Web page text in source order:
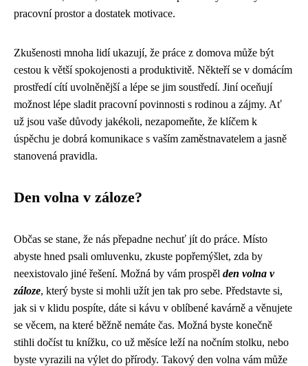
pracovní prostor a dostatek motivace.
Zkušenosti mnoha lidí ukazují, že práce z domova může být
cestou k větší spokojenosti a produktivitě. Někteří se v domácím
prostředí cítí uvolněnější a lépe se jim soustředí. Jiní oceňují
možnost lépe sladit pracovní povinnosti s rodinou a zájmy. Ať
už jsou vaše důvody jakékoli, nezapomeňte, že klíčem k
úspěchu je dobrá komunikace s vaším zaměstnavatelem a jasně
stanovená pravidla.
Den volna v záloze?
Občas se stane, že nás přepadne nechuť jít do práce. Místo
abyste hned psali omluvenku, zkuste popřemýšlet, zda by
neexistovalo jiné řešení. Možná by vám prospěl den volna v
záloze, který byste si mohli užít jen tak pro sebe. Představte si,
jak si v klidu pospíte, dáte si kávu v oblíbené kavárně a věnujete
se věcem, na které běžně nemáte čas. Možná byste konečně
stihli dočíst tu knížku, co už měsíce leží na nočním stolku, nebo
byste vyrazili na výlet do přírody. Takový den volna vám může